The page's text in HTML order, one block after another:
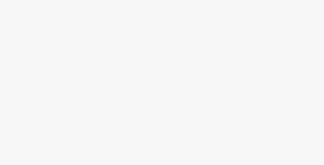
ka luān bān-sè kîng.” In-